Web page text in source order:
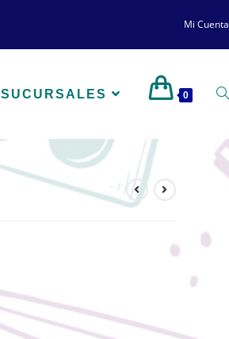
Mi Cuenta
SUCURSALES 0